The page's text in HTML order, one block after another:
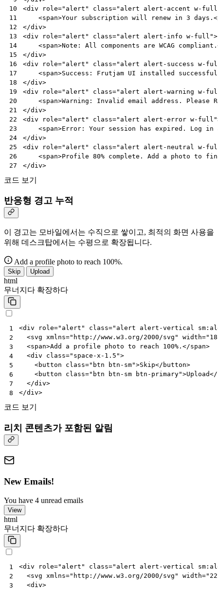
10
11
12
13
14
15
16
17
18
19
20
21
22
23
24
25
26
27
<div role="alert" class="alert alert-accent w-
<span>Your subscription will renew in 3 days.
</div>
<div role="alert" class="alert alert-info w-full">
<span>Note: All components are WCAG compliant.
</div>
<div role="alert" class="alert alert-success w-
<span>Success: Frutjam UI installed
</div>
<div role="alert" class="alert alert-warning w-
<span>Warning: Invalid email address. Please
</div>
<div role="alert" class="alert alert-error w-full"
<span>Error: Your session has expired. Log in
</div>
<div role="alert" class="alert alert-neutral w-
<span>Profile 80% complete. Add a photo to
</div>
코드 보기
반응형 경고 누적
이 경고는 모바일에서는 수직으로 쌓이고, 최적의 화면 사용을
위해 데스크탑에서는 수평으로 확장됩니다.
Add a profile photo to reach 100%.
Skip Upload
html
무너지다 확장하다
1
2
3
4
5
6
7
8
<div role="alert" class="alert alert-vertical
<svg xmlns="http://www.w3.org/2000/svg" width=
<span>Add a profile photo to reach 100%. </span>
<div class="space-x-1.5">
<button class="btn btn-sm">Skip</ button>
<button class="btn btn-sm btn-primary">Upload</
</div>
</div>
코드 보기
리치 콘텐츠가 포함된 알림
New Emails!
You have 4 unread emails
View
html
무너지다 확장하다
1
2
3
<div role="alert" class="alert alert-vertical
<svg xmlns="http://www.w3.org/2000/svg" width=
<div>